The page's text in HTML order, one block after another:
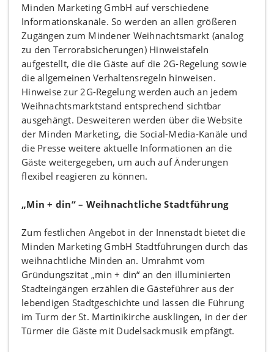
Minden Marketing GmbH auf verschiedene
Informationskanäle. So werden an allen größeren
Zugängen zum Mindener Weihnachtsmarkt (analog
zu den Terrorabsicherungen) Hinweistafeln
aufgestellt, die die Gäste auf die 2G-Regelung sowie
die allgemeinen Verhaltensregeln hinweisen.
Hinweise zur 2G-Regelung werden auch an jedem
Weihnachtsmarktstand entsprechend sichtbar
ausgehängt. Desweiteren werden über die Website
der Minden Marketing, die Social-Media-Kanäle und
die Presse weitere aktuelle Informationen an die
Gäste weitergegeben, um auch auf Änderungen
flexibel reagieren zu können.
„Min + din“ – Weihnachtliche Stadtführung
Zum festlichen Angebot in der Innenstadt bietet die
Minden Marketing GmbH Stadtführungen durch das
weihnachtliche Minden an. Umrahmt vom
Gründungszitat „min + din“ an den illuminierten
Stadteingängen erzählen die Gästeführer aus der
lebendigen Stadtgeschichte und lassen die Führung
im Turm der St. Martinikirche ausklingen, in der der
Türmer die Gäste mit Dudelsackmusik empfängt.